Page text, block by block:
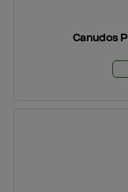
Canudos